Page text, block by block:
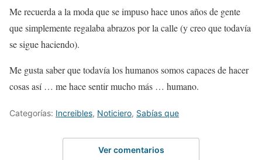
Me recuerda a la moda que se impuso hace unos años de gente
que simplemente regalaba abrazos por la calle (y creo que todavía
se sigue haciendo).
Me gusta saber que todavía los humanos somos capaces de hacer
cosas así … me hace sentir mucho más … humano.
Categorías: Increibles, Noticiero, Sabías que
Ver comentarios